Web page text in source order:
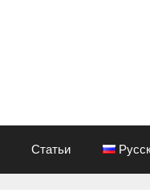
Статьи